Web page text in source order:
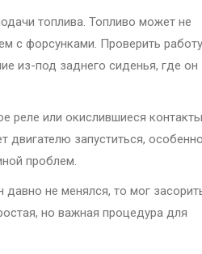
топлива. Топливо может не
с форсунками. Проверить работу
из-под заднего сиденья, где он
реле или окислившиеся
двигателю запуститься,
проблем.
не менялся, то мог
но важная процедура для